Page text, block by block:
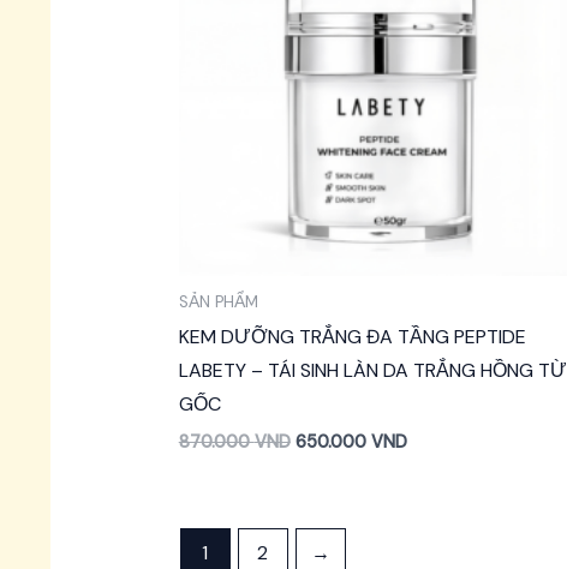
SẢN PHẨM
KEM DƯỠNG TRẮNG ĐA TẦNG PEPTIDE
LABETY – TÁI SINH LÀN DA TRẮNG HỒNG TỪ
GỐC
870.000VND 650.000 VND
1 2 →